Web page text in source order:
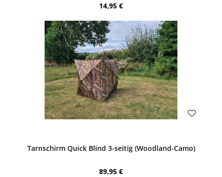
Regulärer Preis:
14,95 €
Tarnschirm Quick Blind 3-seitig (Woodland-Camo)
Regulärer Preis:
89,95 €